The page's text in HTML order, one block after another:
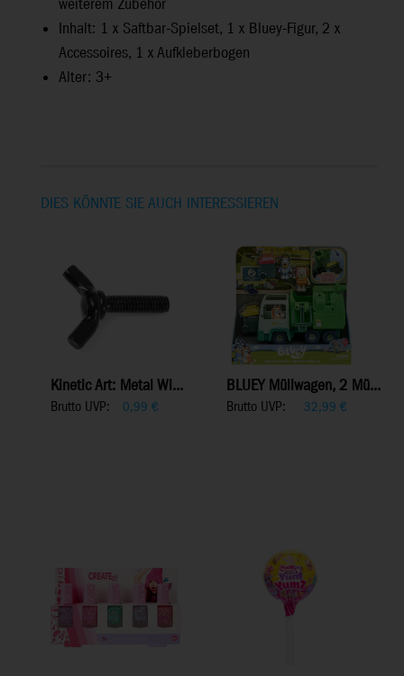
weiterem Zubehör
Inhalt: 1 x Saftbar-Spielset, 1 x Bluey-Figur, 2 x
Accessoires, 1 x Aufkleberbogen
Alter: 3+
DIES KÖNNTE SIE AUCH INTERESSIEREN
Kinetic Art: Metal Wi...
Brutto UVP: 0,99 €
BLUEY Müllwagen, 2 Mü...
Brutto UVP: 32,99 €